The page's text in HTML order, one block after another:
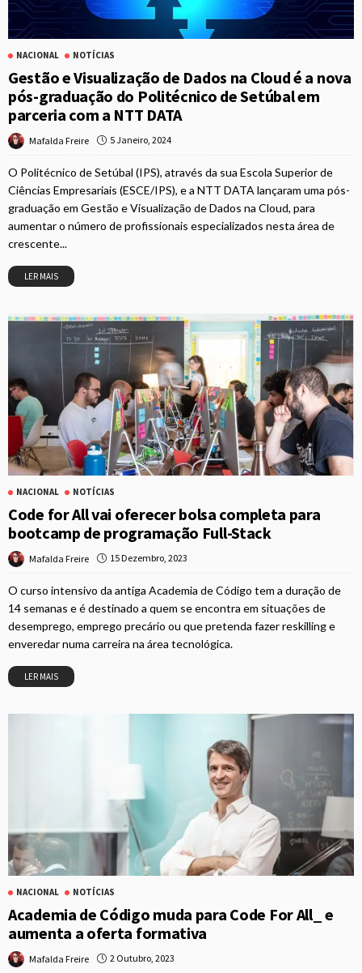
NACIONAL NOTÍCIAS
Gestão e Visualização de Dados na Cloud é a nova
pós-graduação do Politécnico de Setúbal em
parceria com a NTT DATA
Mafalda Freire 5 Janeiro, 2024
O Politécnico de Setúbal (IPS), através da sua Escola Superior de
Ciências Empresariais (ESCE/IPS), e a NTT DATA lançaram uma pós-
graduação em Gestão e Visualização de Dados na Cloud, para
aumentar o número de profissionais especializados nesta área de
crescente...
LER MAIS
NACIONAL NOTÍCIAS
Code for All vai oferecer bolsa completa para
bootcamp de programação Full-Stack
Mafalda Freire 15 Dezembro, 2023
O curso intensivo da antiga Academia de Código tem a duração de
14 semanas e é destinado a quem se encontra em situações de
desemprego, emprego precário ou que pretenda fazer reskilling e
enveredar numa carreira na área tecnológica.
LER MAIS
NACIONAL NOTÍCIAS
Academia de Código muda para Code For All_ e
aumenta a oferta formativa
Mafalda Freire 2 Outubro, 2023